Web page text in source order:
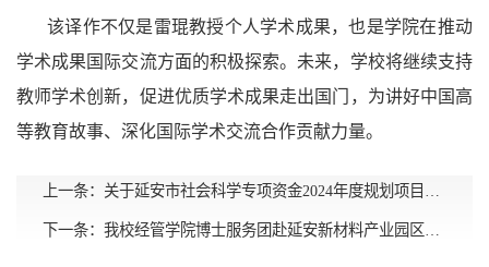
该译作不仅是雷琨教授个人学术成果，也是学院在推动
学术成果国际交流方面的积极探索。未来，学校将继续支持
教师学术创新，促进优质学术成果走出国门，为讲好中国高
等教育故事、深化国际学术交流合作贡献力量。
上一条：
下一条：